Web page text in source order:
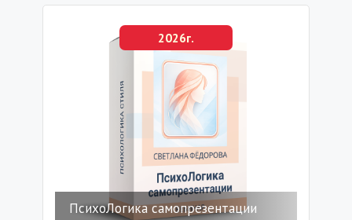
2026г.
ПсихоЛогика самопрезентации